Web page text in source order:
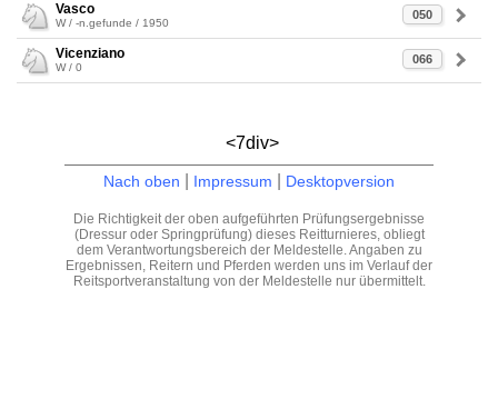
050
Vasco
W / -n.gefunde / 1950
066
Vicenziano
W / 0
<7div>
Nach oben Impressum Desktopversion
Die Richtigkeit der oben aufgeführten Prüfungsergebnisse
(Dressur oder Springprüfung) dieses Reitturnieres, obliegt
dem Verantwortungsbereich der Meldestelle. Angaben zu
Ergebnissen, Reitern und Pferden werden uns im Verlauf der
Reitsportveranstaltung von der Meldestelle nur übermittelt.